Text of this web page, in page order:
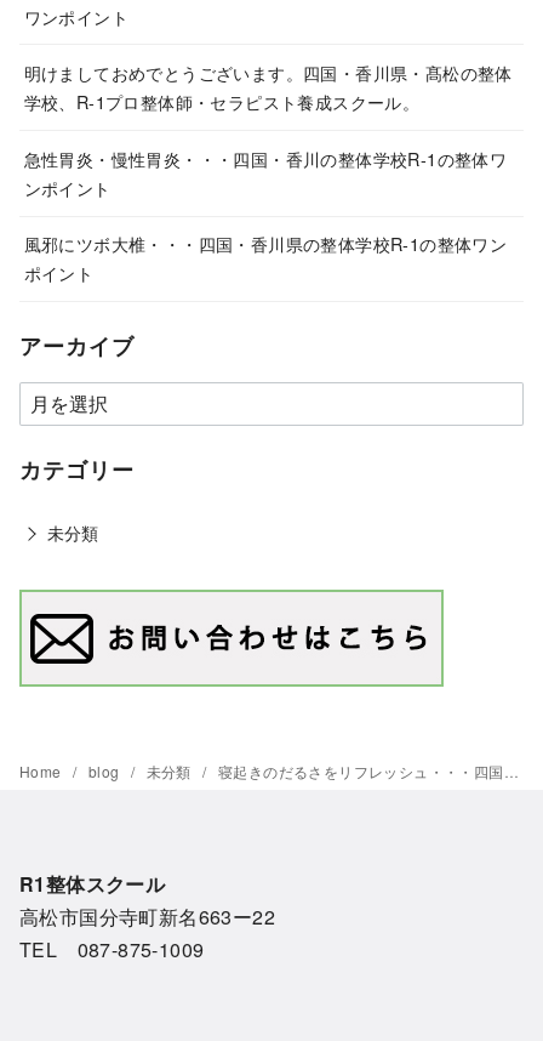
ワンポイント
明けましておめでとうございます。四国・香川県・髙松の整体
学校、R-1プロ整体師・セラピスト養成スクール。
急性胃炎・慢性胃炎・・・四国・香川の整体学校R-1の整体ワ
ンポイント
風邪にツボ大椎・・・四国・香川県の整体学校R-1の整体ワン
ポイント
アーカイブ
カテゴリー
未分類
Home blog 未分類 寝起きのだるさをリフレッシュ・・・四国・香川の整体学校R-1、整体ワンポイント講座
R1整体スクール
高松市国分寺町新名663ー22
TEL 087-875-1009